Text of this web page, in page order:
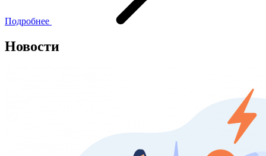
Подробнее
Новости